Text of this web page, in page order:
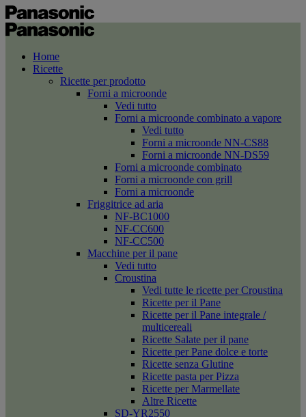
Home
Ricette
Ricette per prodotto
Forni a microonde
Vedi tutto
Forni a microonde combinato a vapore
Vedi tutto
Forni a microonde NN-CS88
Forni a microonde NN-DS59
Forni a microonde combinato
Forni a microonde con grill
Forni a microonde
Friggitrice ad aria
NF-BC1000
NF-CC600
NF-CC500
Macchine per il pane
Vedi tutto
Croustina
Vedi tutte le ricette per Croustina
Ricette per il Pane
Ricette per il Pane integrale /
multicereali
Ricette Salate per il pane
Ricette per Pane dolce e torte
Ricette senza Glutine
Ricette pasta per Pizza
Ricette per Marmellate
Altre Ricette
SD-YR2550